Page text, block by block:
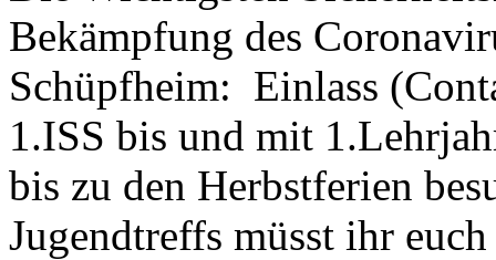
Bekämpfung des
Schüpfheim: Einlass
1.ISS bis und mit
bis zu den Herbstferien
Jugendtreffs müsst ihr